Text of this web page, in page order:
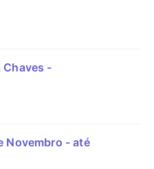
Chaves -
Novembro - até